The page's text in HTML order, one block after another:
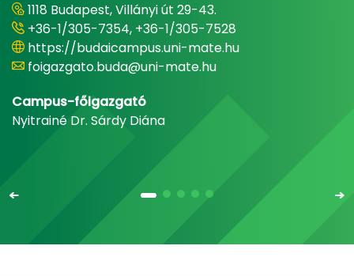
1118 Budapest, Villányi út 29-43.
+36-1/305-7354, +36-1/305-7528
https://budaicampus.uni-mate.hu
foigazgato.buda@uni-mate.hu
Campus-főigazgató
Nyitrainé Dr. Sárdy Diána